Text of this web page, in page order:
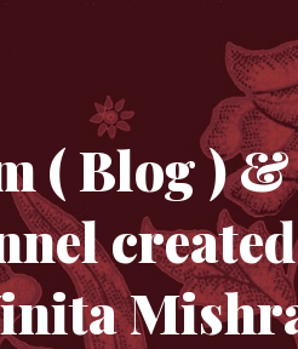
( Blog )